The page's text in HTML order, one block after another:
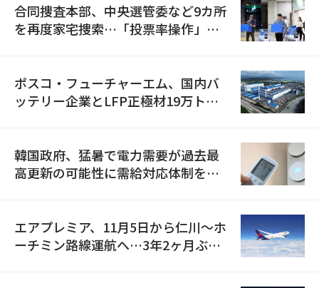
合同捜査本部、中央選管委など9カ所
を再度家宅捜索…「投票率操作」の
ポスコ・フューチャーエム、国内バ
ッテリー企業とLFP正極材19万トン
韓国政府、猛暑で電力需要が過去最
高更新の可能性に需給対応体制を点
エアプレミア、11月5日から仁川〜ホ
ーチミン路線運航へ…3年2ヶ月ぶり